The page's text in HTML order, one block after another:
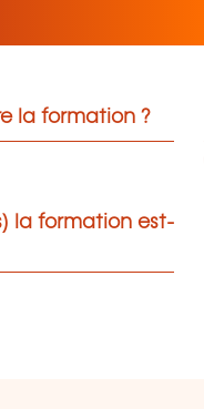
la formation ?
la formation est-